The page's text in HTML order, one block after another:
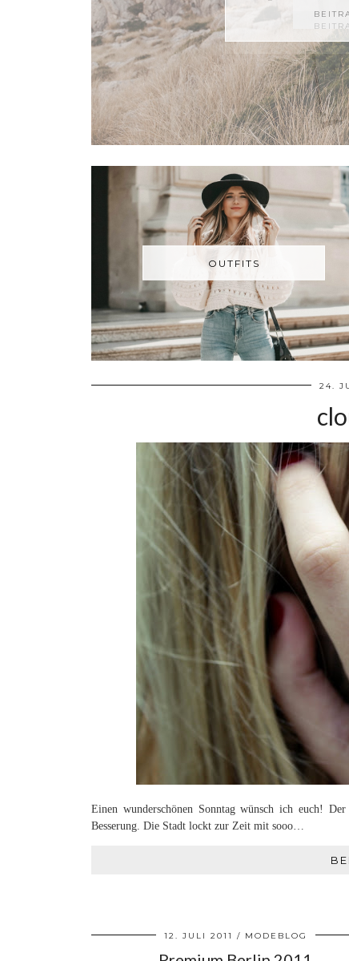
OUTFITS
24.
Einen wunderschönen Sonntag wünsch ich euch!
Besserung. Die Stadt lockt zur Zeit mit sooo…
12. JULI 2011 MODEBLOG